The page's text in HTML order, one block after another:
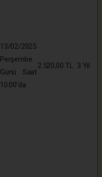
13/02/2025
Perşembe
Günü Saat
10:00’da
2.520,00 TL 3 Yıl